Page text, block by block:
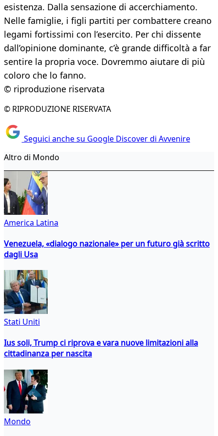
esistenza. Dalla sensazione di accerchiamento.
Nelle famiglie, i figli partiti per combattere creano
legami fortissimi con l’esercito. Per chi dissente
dall’opinione dominante, c’è grande difficoltà a far
sentire la propria voce. Dovremmo aiutare di più
coloro che lo fanno.
© riproduzione riservata
© RIPRODUZIONE RISERVATA
Seguici anche su Google Discover di Avvenire
Altro di Mondo
America Latina
Venezuela, «dialogo nazionale» per un futuro già scritto
dagli Usa
Stati Uniti
Ius soli, Trump ci riprova e vara nuove limitazioni alla
cittadinanza per nascita
Mondo